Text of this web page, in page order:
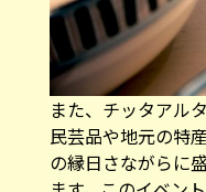
また、チッタアル
民芸品や地元の特
の縁日さながらに